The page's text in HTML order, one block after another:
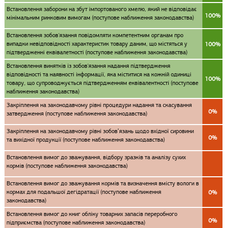
Встановлення заборони на збут імпортованого хмелю, який не відповідає
мінімальним ринковим вимогам (поступове наближення законодавства)
100%
Встановлення зобов'язання повідомляти компетентним органам про
випадки невідповідності характеристик товару даним, що містяться у
підтвердженні еквівалетності (поступове наближення законодавства)
100%
Встановлення винятків із зобов'язання надання підтвердження
відповідності та наявності інформації, яка міститися на кожній одиниці
товару, що супроводжується підтвердженням еквівалентності (поступове
наближення законодавства)
100%
Закріплення на законодавчому рівні процедури надання та скасування
затвердження (поступове наближення законодавства)
0%
Закріплення на законодавчому рівні зобов’язань щодо вхідної сировини
та вихідної продукції (поступове наближення законодавства)
0%
Встановлення вимог до зважування, відбору зразків та аналізу сухих
кормів (поступове наближення законодавства)
Встановлення вимог до зважування кормів та визначення вмісту вологи в
кормах для подальшої дегідратації (поступове наближення
законодавства)
0%
Встановлення вимог до книг обліку товарних запасів переробного
підприємства (поступове наближення законодавства)
0%